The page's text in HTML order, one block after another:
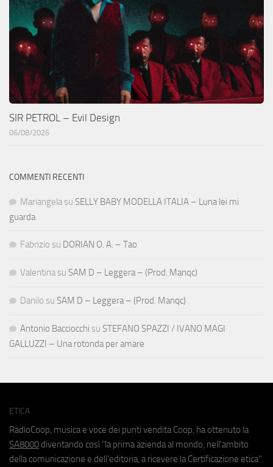
SIR PETROL – Evil Design
06/08/2026
COMMENTI RECENTI
Mariangela su SELLY BABY MODELLA ITALIA – Luna lei mi
guarda
Fabrizio su DORIAN O. A. – Tao
Valentina su SAM D – Leggera – (Prod. Manqc)
Danilo su SAM D – Leggera – (Prod. Manqc)
Antonio Bacciocchi su STEFANO SPAZZI / IVANO MAGI
GALLUZZI – Una rotonda per amare
ETICA
RadioCoop, musica e voce dei punti vendita Coop, ha ottenuto la
SA8000 diventando così "la prima azienda al mondo, nell'ambito
della comunicazione e dell'editoria, a ricevere la Certificazione etica".